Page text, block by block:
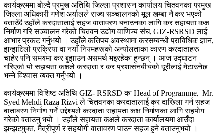
कार्यक्रममा बोल्दै प्रमुख अतिथि जिल्ला प्रशासन कार्यालय चितवनका प्रमुख
जिल्ला अधिकारी गणेश अर्यालले राज्य सञ्चालनको मूल खम्बा नै कर भएको
बताउँदै उहाँले करदातालाई सहज वातावरण बनाउनका लागि कर सहायता कक्ष
निर्माण गरि सञ्चालन गरेको चितवन उद्योग वाणिज्य संघ, GIZ-RSRSD लाई
आभार प्रकट गर्नुभयो । उहाँले कतिपय अवस्थामा करसम्बन्धी प्राविधिक ज्ञान,
झन्झटिलो प्रक्रिया वा नयाँ नियमहरूको अन्योलताका कारण करदाताहरू
चाहेर पनि समयमा कर बुझाउन असमर्थ भइरहेका हुन्छन् । आज उद्घाटन
गरिएको यो सहायता कक्षले करदाता र कर प्रशासनबीचको दूरीलाई मेटाउनेछ
भन्ने विश्वास व्यक्त गर्नुभयो ।
कार्यक्रममा विशिष्ट अतिथि GIZ- RSRSD का Head of Programme, Mr.
Syed Mehdi Raza Rizvi ले चितवनका करदातालाई कर दाखिला गर्न सहज
वातावरण निर्माण गर्ने उद्देश्यले करदाता सहायता कक्ष निर्माणका लागि सहयोग
गरेको बताउनु भयो । उहाँले सहायता कक्षले करदाता कार्यालयमा आउँदा
झन्झटमुक्त, मैत्रीपूर्ण र सहयोगी वातावरण पाउन सहज हुने बताउनुभयो ।